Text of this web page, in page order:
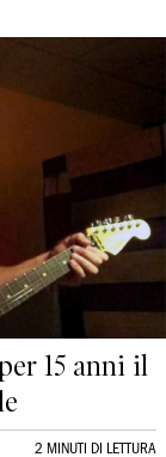
15 anni il
2 MINUTI DI LETTURA